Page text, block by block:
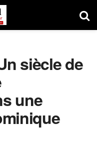
siècle de
une